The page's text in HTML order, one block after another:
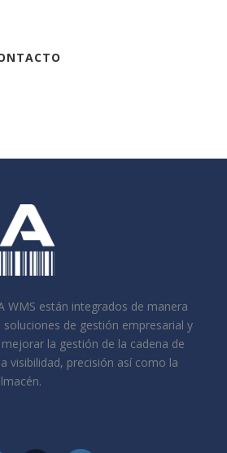
WMS están integrados de manera
de gestión empresarial y
la gestión de la cadena de
visibilidad, precisión así como la